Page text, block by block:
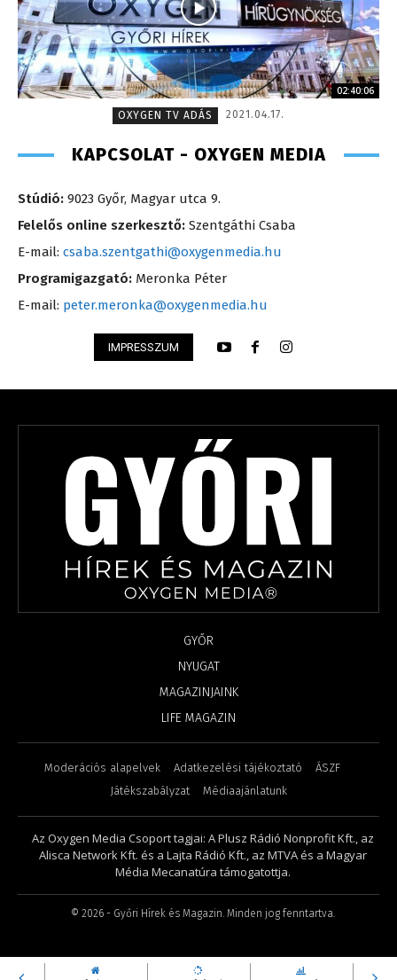
02:40:06
OXYGEN TV ADÁS
2021.04.17.
KAPCSOLAT - OXYGEN MEDIA
Stúdió: 9023 Győr, Magyar utca 9.
Felelős online szerkesztő: Szentgáthi Csaba
E-mail: csaba.szentgathi@oxygenmedia.hu
Programigazgató: Meronka Péter
E-mail: peter.meronka@oxygenmedia.hu
IMPRESSZUM
GYŐR
NYUGAT
MAGAZINJAINK
LIFE MAGAZIN
Moderációs alapelvek Adatkezelési tájékoztató
ÁSZF
Játékszabályzat
Médiaajánlatunk
Az Oxygen Media Csoport tagjai: A Plusz Rádió Nonprofit Kft., az
Alisca Network Kft. és a Lajta Rádió Kft., az MTVA és a Magyar
Média Mecanatúra támogatottja.
© 2026 - Győri Hírek és Magazin. Minden jog fenntartva.